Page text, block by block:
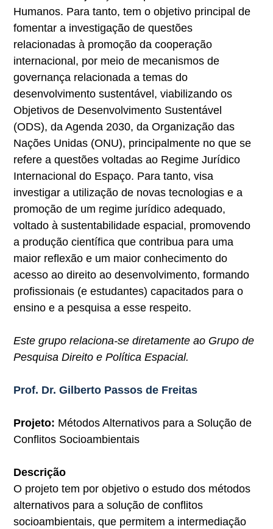
Humanos. Para tanto, tem o objetivo principal de
fomentar a investigação de questões
relacionadas à promoção da cooperação
internacional, por meio de mecanismos de
governança relacionada a temas do
desenvolvimento sustentável, viabilizando os
Objetivos de Desenvolvimento Sustentável
(ODS), da Agenda 2030, da Organização das
Nações Unidas (ONU), principalmente no que se
refere a questões voltadas ao Regime Jurídico
Internacional do Espaço. Para tanto, visa
investigar a utilização de novas tecnologias e a
promoção de um regime jurídico adequado,
voltado à sustentabilidade espacial, promovendo
a produção científica que contribua para uma
maior reflexão e um maior conhecimento do
acesso ao direito ao desenvolvimento, formando
profissionais (e estudantes) capacitados para o
ensino e a pesquisa a esse respeito.
Este grupo relaciona-se diretamente ao Grupo de
Pesquisa Direito e Política Espacial.
Prof. Dr. Gilberto Passos de Freitas
Projeto: Métodos Alternativos para a Solução de
Conflitos Socioambientais
Descrição
O projeto tem por objetivo o estudo dos métodos
alternativos para a solução de conflitos
socioambientais, que permitem a intermediação